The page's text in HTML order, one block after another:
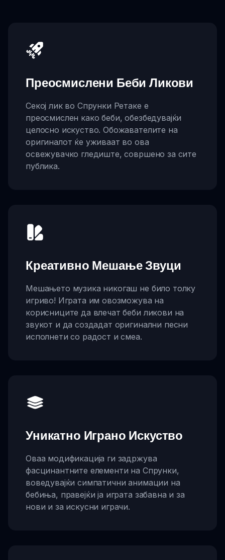
Преосмислени Беби Ликови
Секој лик во Спрунки Ретаке е
преосмислен како беби, обезбедувајќи
целосно искуство. Обожавателите на
оригиналот ќе уживаат во ова
освежувачко гледиште, совршено за сите
публика.
Креативно Мешање Звуци
Мешањето музика никогаш не било толку
игриво! Играта им овозможува на
корисниците да влечат беби ликови на
звукот и да создадат оригинални песни
исполнети со радост и смеа.
Уникатно Играно Искуство
Оваа модификација ги задржува
фасцинантните елементи на Спрунки,
воведувајќи симпатични анимации на
бебиња, правејќи ја играта забавна и за
нови и за искусни играчи.